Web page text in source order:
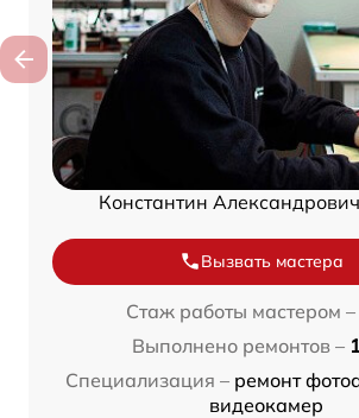
Константин
Вызвать мастера
Стаж работы мастером –
Выполнено ремонтов –
Специализация – ремонт
видеокамер